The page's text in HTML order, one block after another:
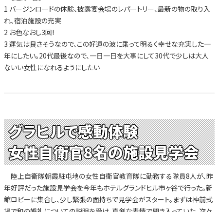
1 バージンロードの体験、披露宴会場のレパートリー、最新の物の取り入
れ、宿泊施設の充実
2 お色なおし3回!
3 運気は良さそうなので、この好運の波に乗って明るく幸せな充実した一
年にしたい。20代最後なので、一日一日を大事にして30代で少しは大人
ないい女性になれるようにしたい
グラヒルで感動体験
女性自衛官8名の施設見学会
陸上自衛隊朝霞駐屯地の女性自衛官教育隊に勤務する隊員8人が、昨
年好評だった施設見学会を今年もホテルグランドヒル市ヶ谷で行った。新
館ロビーに集合し、少し緊張の面持ちで見学会がスタート。まずは神前式